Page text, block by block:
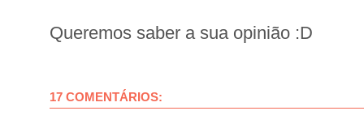
Queremos saber a sua opinião :D
17 COMENTÁRIOS: